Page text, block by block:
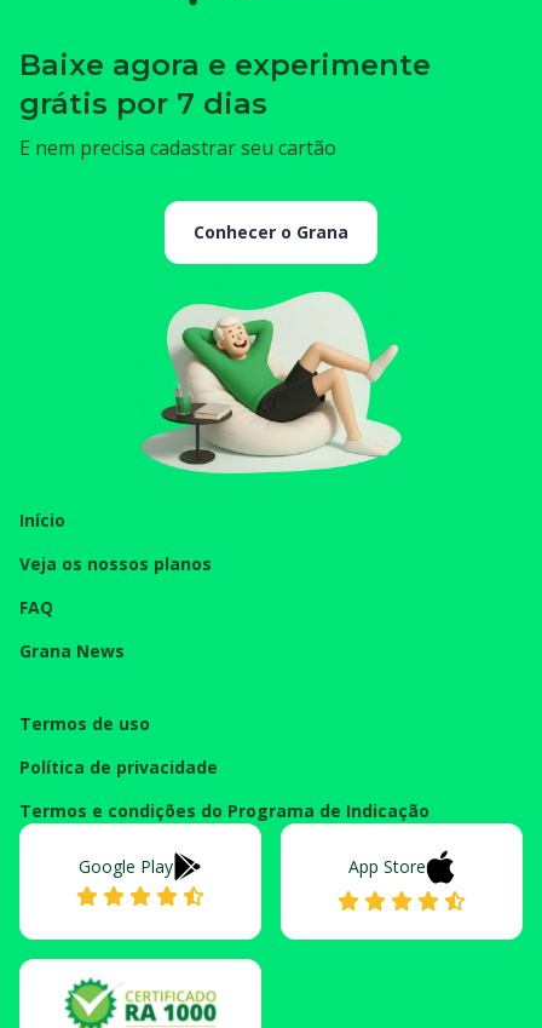
Baixe agora e experimente
grátis por 7 dias
E nem precisa cadastrar seu cartão
Conhecer o Grana
Início
Veja os nossos planos
FAQ
Grana News
Termos de uso
Política de privacidade
Termos e condições do Programa de Indicação
Google Play App Store